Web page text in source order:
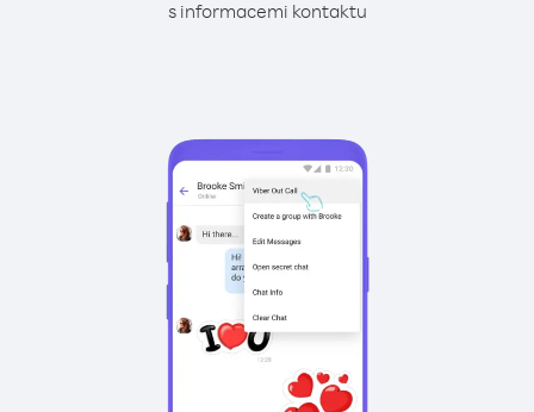
s informacemi kontaktu